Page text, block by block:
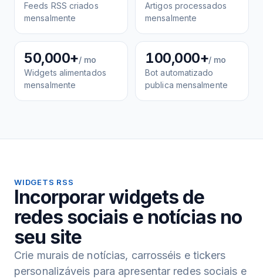
Feeds RSS criados
mensalmente
Artigos processados
mensalmente
50,000+/ mo
Widgets alimentados
mensalmente
100,000+/ mo
Bot automatizado
publica mensalmente
WIDGETS RSS
Incorporar widgets de
redes sociais e notícias no
seu site
Crie murais de notícias, carrosséis e tickers
personalizáveis para apresentar redes sociais e